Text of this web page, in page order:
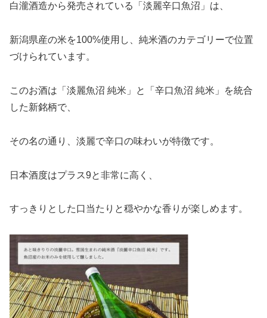
白瀧酒造から発売されている「淡麗辛口魚沼」は、
新潟県産の米を100%使用し、純米酒のカテゴリーで位置
づけられています。
このお酒は「淡麗魚沼 純米」と「辛口魚沼 純米」を統合
した新銘柄で、
その名の通り、淡麗で辛口の味わいが特徴です。
日本酒度はプラス9と非常に高く、
すっきりとした口当たりと穏やかな香りが楽しめます。